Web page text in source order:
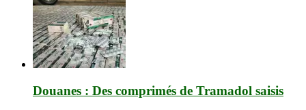
Douanes : Des comprimés de Tramadol saisis